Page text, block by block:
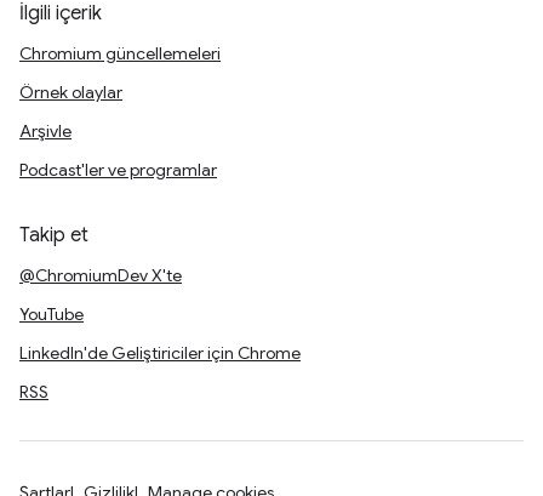
İlgili içerik
Chromium güncellemeleri
Örnek olaylar
Arşivle
Podcast'ler ve programlar
Takip et
@ChromiumDev X'te
YouTube
LinkedIn'de Geliştiriciler için Chrome
RSS